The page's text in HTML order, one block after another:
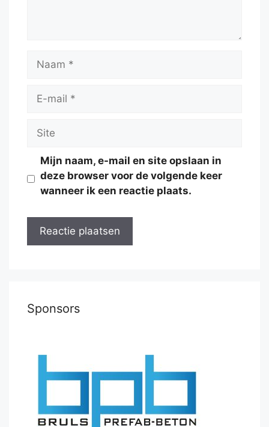
Naam
Site
Mijn naam, e-mail en site opslaan in
deze browser voor de volgende keer
wanneer ik een reactie plaats.
Sponsors